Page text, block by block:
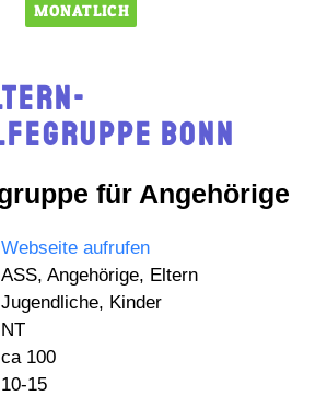
Bonn
für Angehörige
Webseite aufrufen
ASS, Angehörige, Eltern
Jugendliche, Kinder
NT
ca 100
10-15
MONATLICH